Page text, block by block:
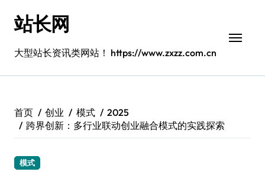
站长网
大型站长资讯类网站！ https://www.zxzz.com.cn
首页 创业 模式
2025
跨界创新：多行业联动创业融合模式的实践探索
模式